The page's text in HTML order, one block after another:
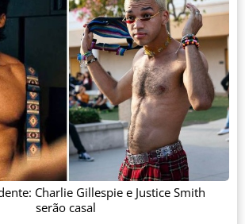
Charlie Gillespie e Justice Smith
serão casal